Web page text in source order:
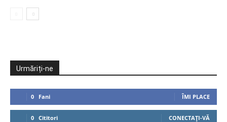
Urmăriți-ne
0 Fani ÎMI PLACE
0 Cititori CONECTAȚI-VĂ